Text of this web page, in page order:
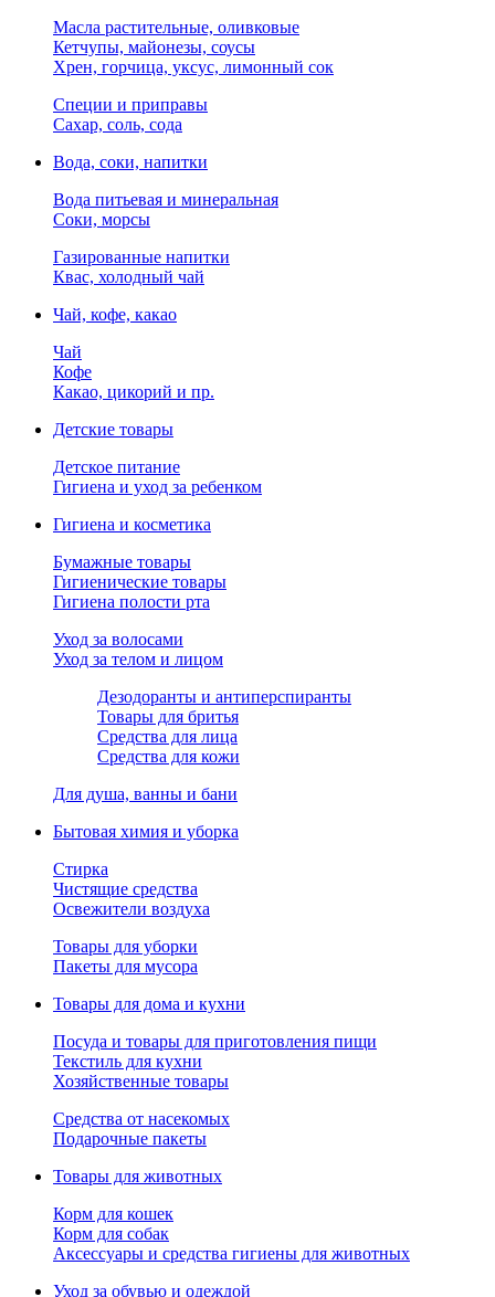
Масла растительные, оливковые
Кетчупы, майонезы, соусы
Хрен, горчица, уксус, лимонный сок
Специи и приправы
Сахар, соль, сода
Вода, соки, напитки
Вода питьевая и минеральная
Соки, морсы
Газированные напитки
Квас, холодный чай
Чай, кофе, какао
Чай
Кофе
Какао, цикорий и пр.
Детские товары
Детское питание
Гигиена и уход за ребенком
Гигиена и косметика
Бумажные товары
Гигиенические товары
Гигиена полости рта
Уход за волосами
Уход за телом и лицом
Дезодоранты и антиперспиранты
Товары для бритья
Средства для лица
Средства для кожи
Для душа, ванны и бани
Бытовая химия и уборка
Стирка
Чистящие средства
Освежители воздуха
Товары для уборки
Пакеты для мусора
Товары для дома и кухни
Посуда и товары для приготовления пищи
Текстиль для кухни
Хозяйственные товары
Средства от насекомых
Подарочные пакеты
Товары для животных
Корм для кошек
Корм для собак
Аксессуары и средства гигиены для животных
Уход за обувью и одеждой